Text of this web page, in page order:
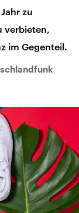
zu
im Gegenteil.